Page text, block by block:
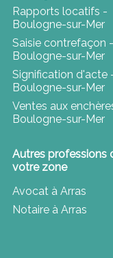
Rapports locatifs -
Boulogne-sur-Mer
Saisie contrefaçon -
Boulogne-sur-Mer
Signification d'acte
Boulogne-sur-Mer
Ventes aux
Boulogne-sur-Mer
Autres professions
votre zone
Avocat à Arras
Notaire à Arras